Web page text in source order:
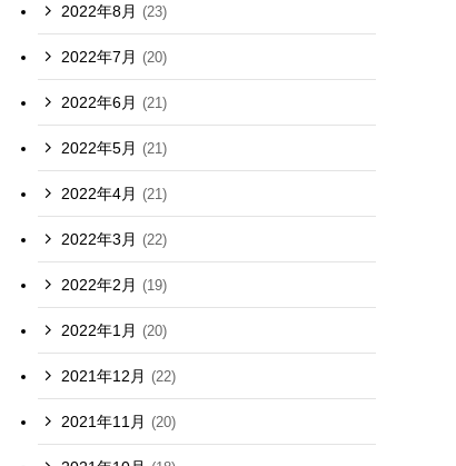
2022年8月 (23)
2022年7月 (20)
2022年6月 (21)
2022年5月 (21)
2022年4月 (21)
2022年3月 (22)
2022年2月 (19)
2022年1月 (20)
2021年12月 (22)
2021年11月 (20)